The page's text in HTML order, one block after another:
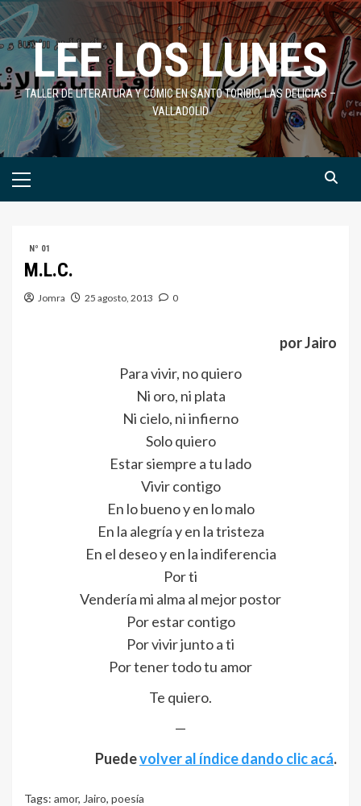
Saltar
al
contenidoLEE LOS LUNES
TALLER DE LITERATURA Y CÓMIC EN SANTO TORIBIO, LAS DELICIAS –
VALLADOLID
Menú
Nº 01
M.L.C.
Jomra 25 agosto, 2013 0
por Jairo
Para vivir, no quiero
Ni oro, ni plata
Ni cielo, ni infierno
Solo quiero
Estar siempre a tu lado
Vivir contigo
En lo bueno y en lo malo
En la alegría y en la tristeza
En el deseo y en la indiferencia
Por ti
Vendería mi alma al mejor postor
Por estar contigo
Por vivir junto a ti
Por tener todo tu amor
Te quiero.
—
Puedevolver al índice dando clic acá.
Tags: amor, Jairo, poesía